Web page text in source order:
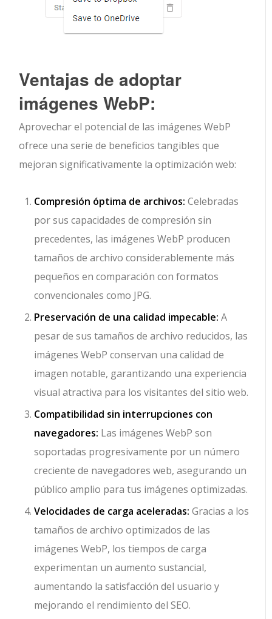
Ventajas de adoptar
imágenes WebP:
Aprovechar el potencial de las imágenes WebP
ofrece una serie de beneficios tangibles que
mejoran significativamente la optimización web:
Compresión óptima de archivos: Celebradas
por sus capacidades de compresión sin
precedentes, las imágenes WebP producen
tamaños de archivo considerablemente más
pequeños en comparación con formatos
convencionales como JPG.
Preservación de una calidad impecable: A
pesar de sus tamaños de archivo reducidos, las
imágenes WebP conservan una calidad de
imagen notable, garantizando una experiencia
visual atractiva para los visitantes del sitio web.
Compatibilidad sin interrupciones con
navegadores: Las imágenes WebP son
soportadas progresivamente por un número
creciente de navegadores web, asegurando un
público amplio para tus imágenes optimizadas.
Velocidades de carga aceleradas: Gracias a los
tamaños de archivo optimizados de las
imágenes WebP, los tiempos de carga
experimentan un aumento sustancial,
aumentando la satisfacción del usuario y
mejorando el rendimiento del SEO.